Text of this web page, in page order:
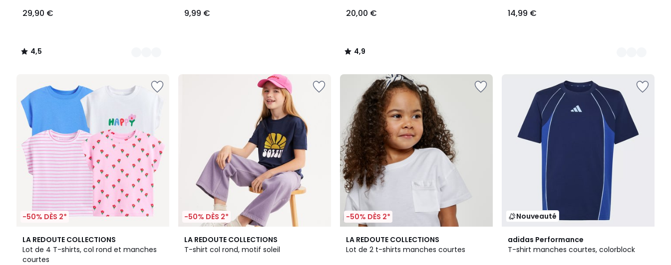
29,90 €
4,5
/
9,99 € 20,00 €
4,9
/
14,99 €
-50% DÈS 2*
LA REDOUTE COLLECTIONS
Lot de 4 T-shirts, col rond et manches
courtes
2
/
5
-50% DÈS 2*
LA REDOUTE COLLECTIONS
T-shirt col rond, motif soleil
4,9
/ 5
-50% DÈS 2*
LA REDOUTE COLLECTIONS
Lot de 2 t-shirts manches courtes
5
/
Nouveauté
adidas Performance
T-shirt manches courtes, colorblock